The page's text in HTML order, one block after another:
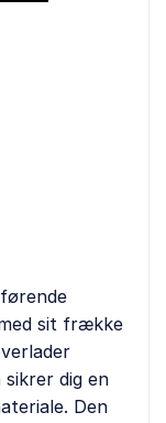
sit frække
dig en
Den